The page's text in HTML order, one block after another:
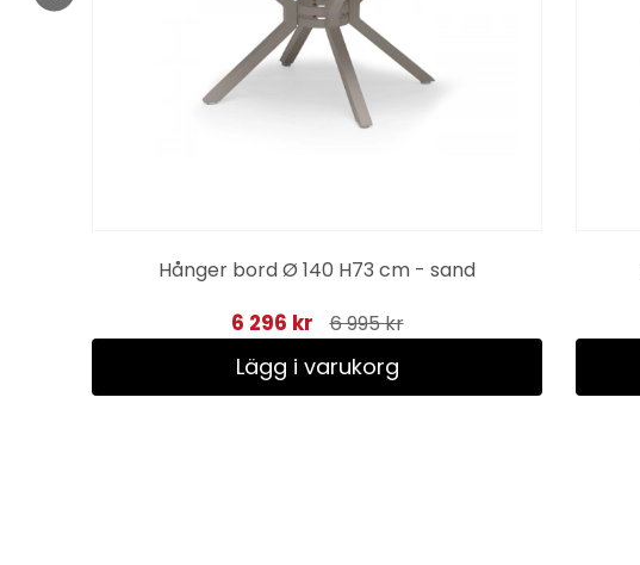
Hånger bord Ø 140 H73 cm - sand
6 296 kr 6 995 kr
Lägg i varukorg